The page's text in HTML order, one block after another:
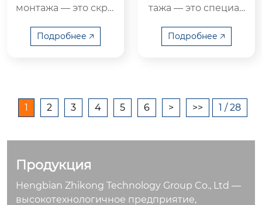
монтажа — это скры
е комплектующее д
ля электрических к
Подробнее 🡥
тажа — это специал
нительное комплек
тующее для электр
Подробнее 🡥
1 2 3 4 5 6 > >> 1 / 28
Продукция
Hengbian Zhikong Technology Group Co., Ltd —
высокотехнологичное предприятие,